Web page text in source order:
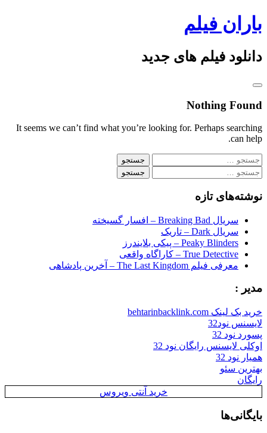
Skip
to
content
باران فیلم
دانلود فیلم های جدید
Nothing Found
It seems we can’t find what you’re looking for. Perhaps searching
can help.
جستجو
برای:
جستجو
نوشته‌های تازه
سریال Breaking Bad – افسار گسیخته
سریال Dark – تاریک
Peaky Blinders – پیکی بلایندرز
True Detective – کاراگاه واقعی
معرفی فیلم The Last Kingdom – آخرین پادشاهی
مدیر :
خرید بک لینک behtarinbacklink.com
لایسنس نود32
پسورد نود 32
اوکلی لایسنس رایگان نود 32
همیار نود 32
بهترین سئو
رایگان
خرید آنتی ویروس
بایگانی‌ها